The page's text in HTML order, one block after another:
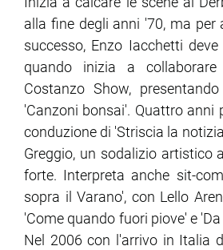
alla fine degli anni '70, ma per
successo, Enzo Iacchetti
quando inizia a
Costanzo Show,
'Canzoni bonsai'. Quattro anni
conduzione di 'Striscia la
Greggio, un sodalizio artistico
forte. Interpreta anche sit-
sopra il Varano', con Lello
'Come quando fuori piove' e
Nel 2006 con l'arrivo in Italia